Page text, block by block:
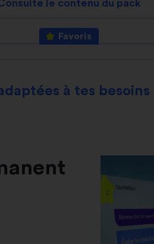
le contenu du pack
Favoris
à tes besoins